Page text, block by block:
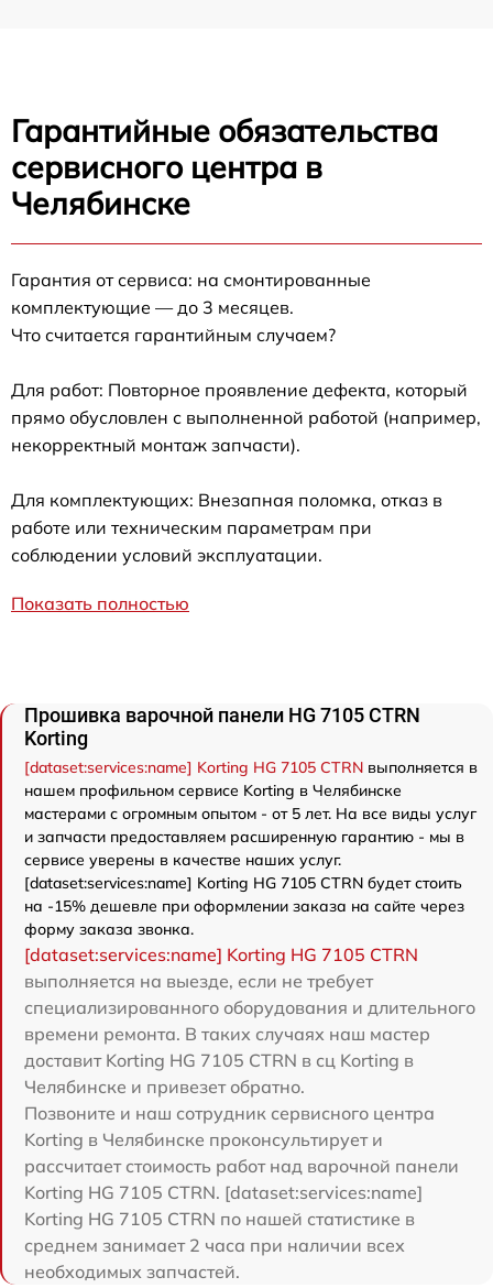
Гарантийные обязательства
сервисного центра в
Челябинске
Гарантия от сервиса: на смонтированные
комплектующие — до 3 месяцев.
Что считается гарантийным случаем?
Для работ: Повторное проявление дефекта, который
прямо обусловлен с выполненной работой (например,
некорректный монтаж запчасти).
Для комплектующих: Внезапная поломка, отказ в
работе или техническим параметрам при
соблюдении условий эксплуатации.
Показать полностью
Прошивка варочной панели HG 7105 CTRN
Korting
[dataset:services:name] Korting HG 7105 CTRN выполняется в
нашем профильном сервисе Korting в Челябинске
мастерами с огромным опытом - от 5 лет. На все виды услуг
и запчасти предоставляем расширенную гарантию - мы в
сервисе уверены в качестве наших услуг.
[dataset:services:name] Korting HG 7105 CTRN будет стоить
на -15% дешевле при оформлении заказа на сайте через
форму заказа звонка.
[dataset:services:name] Korting HG 7105 CTRN
выполняется на выезде, если не требует
специализированного оборудования и длительного
времени ремонта. В таких случаях наш мастер
доставит Korting HG 7105 CTRN в сц Korting в
Челябинске и привезет обратно.
Позвоните и наш сотрудник сервисного центра
Korting в Челябинске проконсультирует и
рассчитает стоимость работ над варочной панели
Korting HG 7105 CTRN. [dataset:services:name]
Korting HG 7105 CTRN по нашей статистике в
среднем занимает 2 часа при наличии всех
необходимых запчастей.